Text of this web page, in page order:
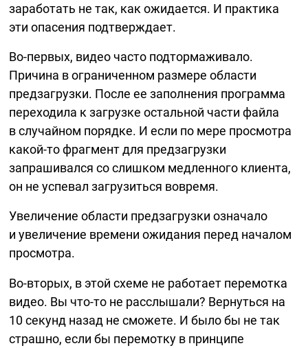
заработать не так, как ожидается. И практика
эти опасения подтверждает.
Во-первых, видео часто подтормаживало.
Причина в ограниченном размере области
предзагрузки. После ее заполнения программа
переходила к загрузке остальной части файла
в случайном порядке. И если по мере просмотра
какой-тофрагмент для предзагрузки
запрашивался со слишком медленного клиента,
он не успевал загрузиться вовремя.
Увеличение области предзагрузки означало
и увеличение времени ожидания перед началом
просмотра.
Во-вторых, в этой схеме не работает перемотка
видео. Вычто-то не расслышали? Вернуться на
10 секунд назад не сможете. И было бы не так
страшно, если бы перемотку в принципе